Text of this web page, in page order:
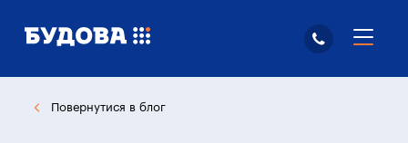
Повернутися в блог